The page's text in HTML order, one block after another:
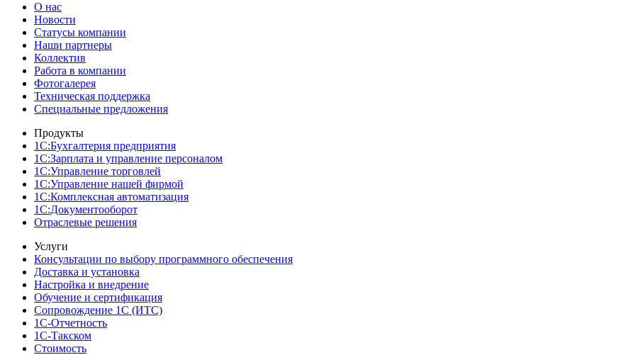
О нас
Новости
Cтатусы компании
Наши партнеры
Коллектив
Работа в компании
Фотогалерея
Техническая поддержка
Специальные предложения
Продукты
1С:Бухгалтерия предприятия
1С:Зарплата и управление персоналом
1С:Управление торговлей
1С:Управление нашей фирмой
1С:Комплексная автоматизация
1С:Документооборот
Отраслевые решения
Услуги
Консультации по выбору программного обеспечения
Доставка и установка
Настройка и внедрение
Обучение и сертификация
Сопровождение 1С (ИТС)
1С-Отчетность
1С-Такском
Стоимость